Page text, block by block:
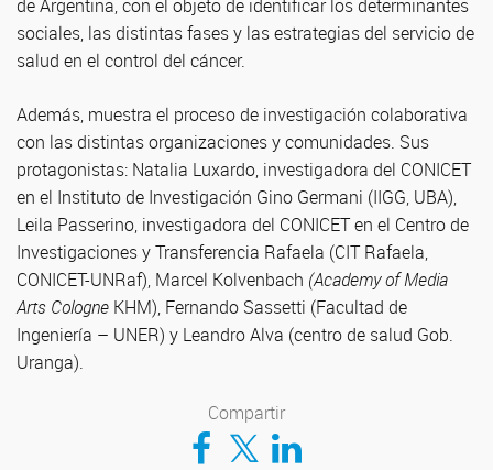
de Argentina, con el objeto de identificar los determinantes
sociales, las distintas fases y las estrategias del servicio de
salud en el control del cáncer.
Además, muestra el proceso de investigación colaborativa
con las distintas organizaciones y comunidades. Sus
protagonistas: Natalia Luxardo, investigadora del CONICET
en el Instituto de Investigación Gino Germani (IIGG, UBA),
Leila Passerino, investigadora del CONICET en el Centro de
Investigaciones y Transferencia Rafaela (CIT Rafaela,
CONICET-UNRaf), Marcel Kolvenbach (Academy of Media
Arts Cologne KHM), Fernando Sassetti (Facultad de
Ingeniería – UNER) y Leandro Alva (centro de salud Gob.
Uranga).
Compartir
Compartir en Facebook
Compartir en TwitterCompartir en LinkedIn